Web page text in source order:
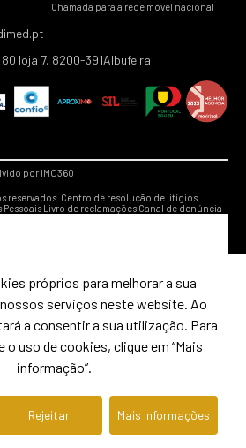
Chamada para a rede móvel nacional
loja 7, 8200-391Albufeira
por IMO360
reservados. Centro de resolução de litígios.
PessoaisLivro de reclamações Canal de denúncia
próprios para melhorar a sua
serviços neste website. Ao
a consentir a sua utilização. Para
o uso de cookies, clique em “Mais
informação”.
Rejeitar Mais informações